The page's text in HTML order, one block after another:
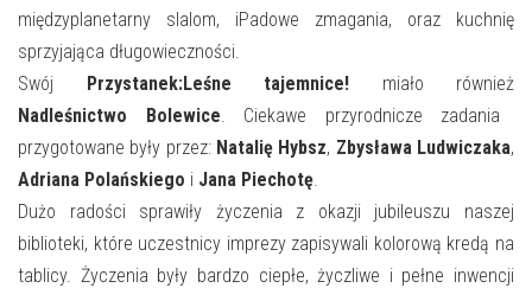
międzyplanetarny slalom, iPadowe zmagania, oraz kuchnię
sprzyjająca długowieczności.
Swój Przystanek:Leśne tajemnice! miało również
Nadleśnictwo Bolewice. Ciekawe przyrodnicze zadania
przygotowane były przez: Natalię Hybsz, Zbysława Ludwiczaka,
Adriana Polańskiego i Jana Piechotę.
Dużo radości sprawiły życzenia z okazji jubileuszu naszej
biblioteki, które uczestnicy imprezy zapisywali kolorową kredą na
tablicy. Życzenia były bardzo ciepłe, życzliwe i pełne inwencji